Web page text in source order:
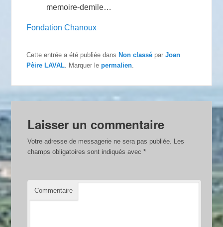
memoire-demile…
Fondation Chanoux
Cette entrée a été publiée dansNon classé parJoan
Pèire LAVAL . Marquer lepermalien
Laisser un commentaire
Votre adresse de messagerie ne sera pas publiée. Les
champs obligatoires sont indiqués avec*
Commentaire